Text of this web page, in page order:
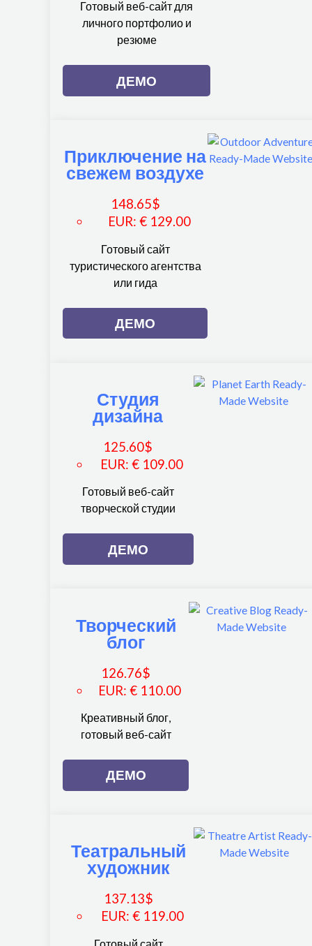
Готовый веб-сайт для
личного портфолио и
резюме
ДЕМО
Приключение на
свежем воздухе
148.65$
EUR: € 129.00
Готовый сайт
туристического агентства
или гида
ДЕМО
Студия
дизайна
125.60$
EUR:€ 109.00
Готовый веб-сайт
творческой студии
ДЕМО
Творческий
блог
126.76$
EUR:€ 110.00
Креативный блог,
готовый веб-сайт
ДЕМО
Театральный
художник
137.13$
EUR: € 119.00